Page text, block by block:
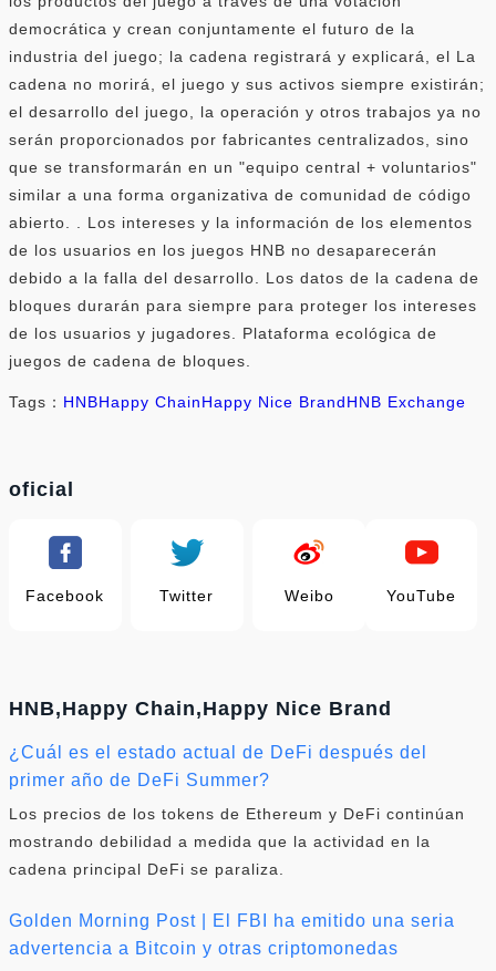
democrática y crean conjuntamente el futuro de la
industria del juego; la cadena registrará y explicará, el La
cadena no morirá, el juego y sus activos siempre existirán;
el desarrollo del juego, la operación y otros trabajos ya no
serán proporcionados por fabricantes centralizados, sino
que se transformarán en un "equipo central + voluntarios"
similar a una forma organizativa de comunidad de código
abierto. . Los intereses y la información de los elementos
de los usuarios en los juegos HNB no desaparecerán
debido a la falla del desarrollo. Los datos de la cadena de
bloques durarán para siempre para proteger los intereses
de los usuarios y jugadores. Plataforma ecológica de
juegos de cadena de bloques.
Tags： HNBHappy ChainHappy Nice BrandHNB Exchange
oficial
Facebook Twitter Weibo YouTube
HNB,Happy Chain,Happy Nice Brand
¿Cuál es el estado actual de DeFi después del
primer año de DeFi Summer?
Los precios de los tokens de Ethereum y DeFi continúan
mostrando debilidad a medida que la actividad en la
cadena principal DeFi se paraliza.
Golden Morning Post | El FBI ha emitido una seria
advertencia a Bitcoin y otras criptomonedas